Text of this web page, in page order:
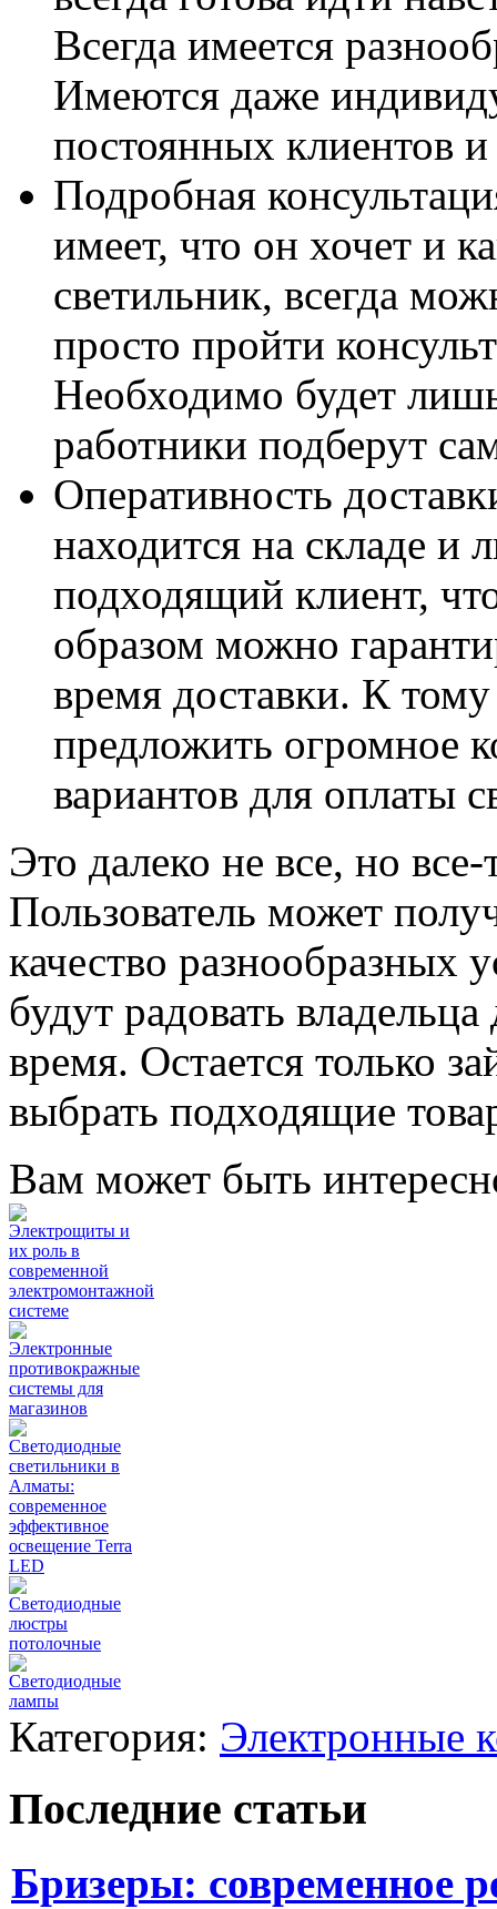
Всегда имеется
Имеются даже
постоянных клиентов
Подробная
имеет, что он хочет и
светильник, всегда
просто пройти
Необходимо будет
работники подберут
Оперативность
находится на складе и
подходящий клиент,
образом можно
время доставки. К
предложить огромное
вариантов для оплаты
Это далеко не все, но
Пользователь может
качество разнообразных
будут радовать
время. Остается только
выбрать подходящие
Вам может быть
Электрощиты и
их роль в
современной
электромонтажной
системе
Электронные
противокражные
системы для
магазинов
Светодиодные
светильники в
Алматы:
современное
эффективное
освещение Terra
LED
Светодиодные
люстры
потолочные
Светодиодные
лампы
Категория: Электронные
Последние статьи
Бризеры: современное